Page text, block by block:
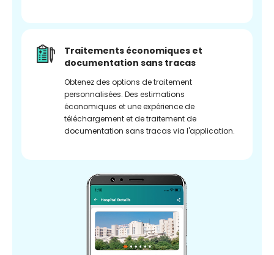
Traitements économiques et
documentation sans tracas
Obtenez des options de traitement
personnalisées. Des estimations
économiques et une expérience de
téléchargement et de traitement de
documentation sans tracas via l'application.